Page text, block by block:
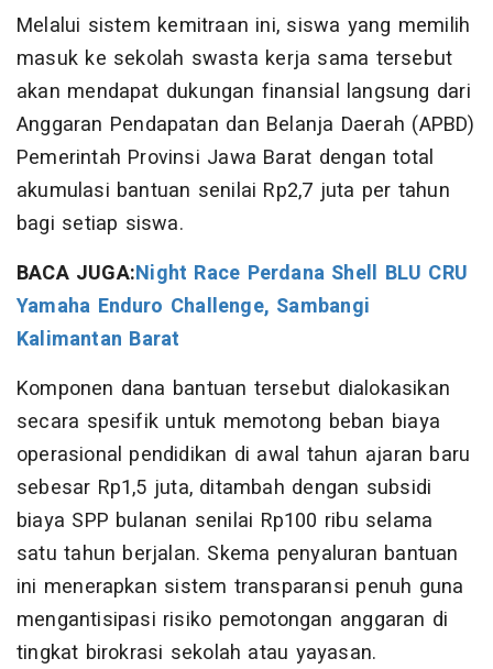
Melalui sistem kemitraan ini, siswa yang memilih
masuk ke sekolah swasta kerja sama tersebut
akan mendapat dukungan finansial langsung dari
Anggaran Pendapatan dan Belanja Daerah (APBD)
Pemerintah Provinsi Jawa Barat dengan total
akumulasi bantuan senilai Rp2,7 juta per tahun
bagi setiap siswa.
BACA JUGA:Night Race Perdana Shell BLU CRU
Yamaha Enduro Challenge, Sambangi
Kalimantan Barat
Komponen dana bantuan tersebut dialokasikan
secara spesifik untuk memotong beban biaya
operasional pendidikan di awal tahun ajaran baru
sebesar Rp1,5 juta, ditambah dengan subsidi
biaya SPP bulanan senilai Rp100 ribu selama
satu tahun berjalan. Skema penyaluran bantuan
ini menerapkan sistem transparansi penuh guna
mengantisipasi risiko pemotongan anggaran di
tingkat birokrasi sekolah atau yayasan.